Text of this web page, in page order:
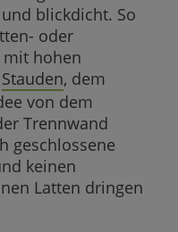
blickdicht. So
oder
mit hohen
Stauden, dem
von dem
Trennwand
geschlossene
keinen
Latten dringen